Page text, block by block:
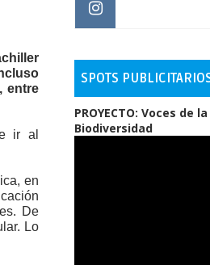
entre
ir al
en
De
Lo
SPOTS
PROYECTO: Voces de
Biodiversidad